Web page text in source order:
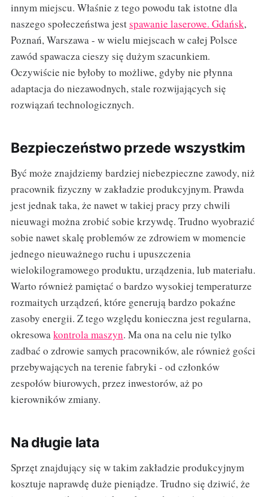
innym miejscu. Właśnie z tego powodu tak istotne dla
naszego społeczeństwa jestspawanie laserowe. Gdańsk,
Poznań, Warszawa - w wielu miejscach w całej Polsce
zawód spawacza cieszy się dużym szacunkiem.
Oczywiście nie byłoby to możliwe, gdyby nie płynna
adaptacja do niezawodnych, stale rozwijających się
rozwiązań technologicznych.
Bezpieczeństwo przede wszystkim
Być może znajdziemy bardziej niebezpieczne zawody, niż
pracownik fizyczny w zakładzie produkcyjnym. Prawda
jest jednak taka, że nawet w takiej pracy przy chwili
nieuwagi można zrobić sobie krzywdę. Trudno wyobrazić
sobie nawet skalę problemów ze zdrowiem w momencie
jednego nieuważnego ruchu i upuszczenia
wielokilogramowego produktu, urządzenia, lub materiału.
Warto również pamiętać o bardzo wysokiej temperaturze
rozmaitych urządzeń, które generują bardzo pokaźne
zasoby energii. Z tego względu konieczna jest regularna,
okresowakontrola maszyn. Ma ona na celu nie tylko
zadbać o zdrowie samych pracowników, ale również gości
przebywających na terenie fabryki - od członków
zespołów biurowych, przez inwestorów, aż po
kierowników zmiany.
Na długie lata
Sprzęt znajdujący się w takim zakładzie produkcyjnym
kosztuje naprawdę duże pieniądze. Trudno się dziwić, że